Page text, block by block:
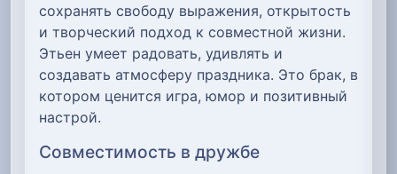
сохранять свободу выражения, открытость
и творческий подход к совместной жизни.
Этьен умеет радовать, удивлять и
создавать атмосферу праздника. Это брак, в
котором ценится игра, юмор и позитивный
настрой.
Совместимость в дружбе